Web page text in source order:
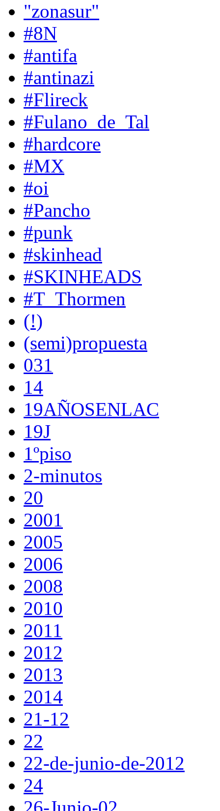
"zonasur"
#8N
#antifa
#antinazi
#Flireck
#Fulano_de_Tal
#hardcore
#MX
#oi
#Pancho
#punk
#skinhead
#SKINHEADS
#T_Thormen
(!)
(semi)propuesta
031
14
19AÑOSENLAC
19J
1ºpiso
2-minutos
20
2001
2005
2006
2008
2010
2011
2012
2013
2014
21-12
22
22-de-junio-de-2012
24